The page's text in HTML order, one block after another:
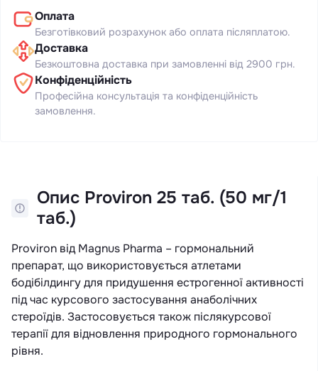
Оплата
Безготівковий розрахунок або оплата післяплатою.
Доставка
Безкоштовна доставка при замовленні від 2900 грн.
Конфіденційність
Професійна консультація та конфіденційність
замовлення.
Опис Proviron 25 таб. (50 мг/1
таб.)
Proviron від Magnus Pharma – гормональний
препарат, що використовується атлетами
бодібілдингу для придушення естрогенної активності
під час курсового застосування анаболічних
стероїдів. Застосовується також післякурсової
терапії для відновлення природного гормонального
рівня.